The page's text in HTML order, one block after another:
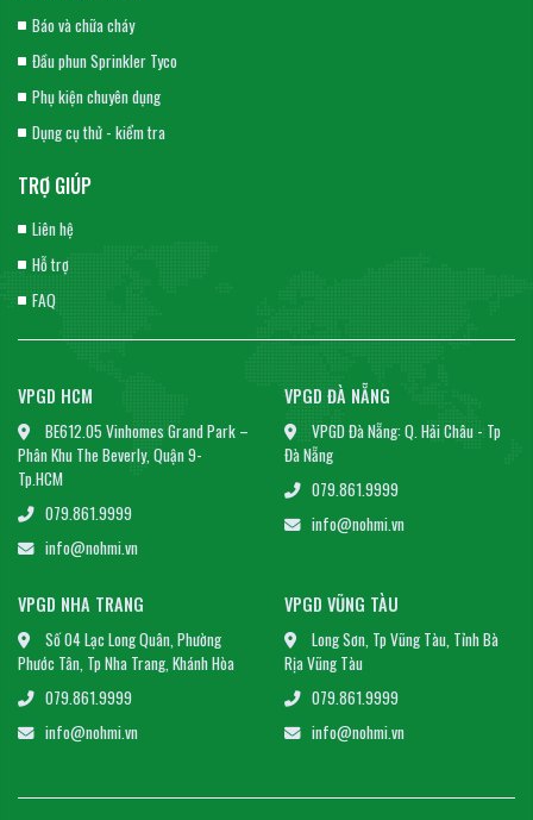
Báo và chữa cháy
Đầu phun Sprinkler Tyco
Phụ kiện chuyên dụng
Dụng cụ thử - kiểm tra
TRỢ GIÚP
Liên hệ
Hỗ trợ
FAQ
VPGD HCM
BE612.05 Vinhomes Grand Park –
Phân Khu The Beverly, Quận 9-
Tp.HCM
079.861.9999
info@nohmi.vn
VPGD ĐÀ NẴNG
VPGD Đà Nẵng: Q. Hải Châu - Tp
Đà Nẵng
079.861.9999
info@nohmi.vn
VPGD NHA TRANG
Số 04 Lạc Long Quân, Phường
Phước Tân, Tp Nha Trang, Khánh Hòa
079.861.9999
info@nohmi.vn
VPGD VŨNG TÀU
Long Sơn, Tp Vũng Tàu, Tỉnh Bà
Rịa Vũng Tàu
079.861.9999
info@nohmi.vn